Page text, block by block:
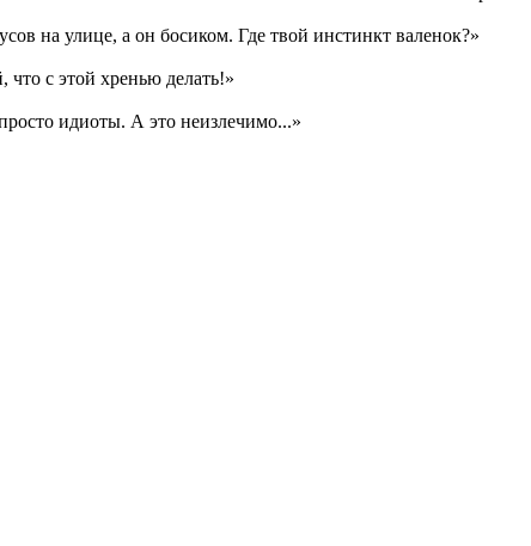
на улице, а он босиком. Где твой инстинкт валенок?»
с этой хренью делать!»
идиоты. А это неизлечимо...»